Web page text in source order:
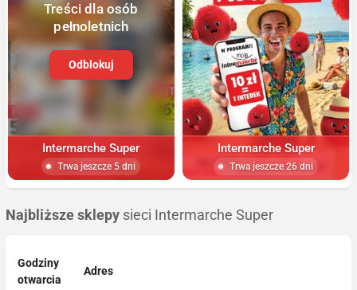
Treści dla osób
pełnoletnich
Odblokuj
Intermarche Super
Trwa jeszcze 5 dni
Intermarche Super
Trwa jeszcze 26 dni
Najbliższe sklepy sieci Intermarche Super
Godziny
otwarcia
Adres